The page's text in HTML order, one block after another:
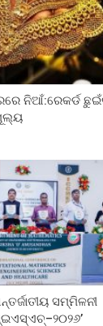
ନିଆଁ:ରେକର୍ଡ
ସମ୍ମିଳନୀ